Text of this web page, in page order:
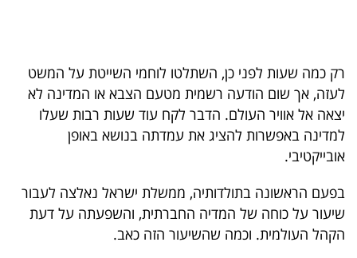
רכב
בריאות
תרבות
ופנאי
תיירות
TOP-
רק כמה שעות לפני כן, השתלטו לוחמי השייטת על המשט
לעזה, אך שום הודעה רשמית מטעם הצבא או המדינה לא
יצאה אל אוויר העולם. הדבר לקח עוד שעות רבות שעלו
למדינה באפשרות להציג את עמדתה בנושא באופן
אובייקטיבי.
בפעם הראשונה בתולדותיה, ממשלת ישראל נאלצה לעבור
שיעור על כוחה של המדיה החברתית, והשפעתה על דעת
הקהל העולמית. וכמה שהשיעור הזה כאב.